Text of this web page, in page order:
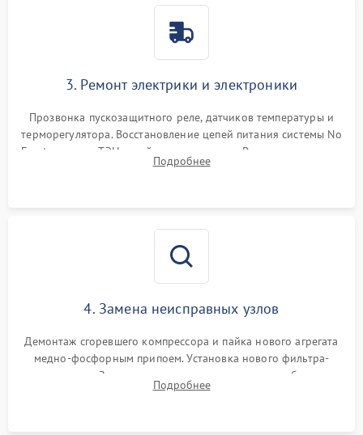
3. Ремонт электрики и электроники
Прозвонка пускозащитного реле, датчиков температуры и
терморегулятора. Восстановление цепей питания системы No
Frost, включая ТЭН оттайки и вентилятор. Ремонт или замена
платы управления при сбоях алгоритмов.
Подробнее
4. Замена неисправных узлов
Демонтаж сгоревшего компрессора и пайка нового агрегата
медно-фосфорным припоем. Установка нового фильтра-
осушителя. Замена изношенных вентиляторов обдува,
сломанных заслонок или поврежденных дверных петель.
Подробнее